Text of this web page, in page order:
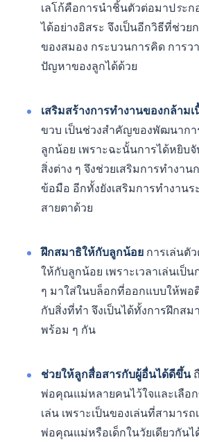
เลโก้คือการนำชิ้นตัวต่อมาประก
ได้อย่างอิสระ จึงเป็นอีกวิธีที่ช่ว
ของสมอง กระบวนการคิด การว
ปัญหาของลูกได้ด้วย
เสริมสร้างการทำงานของกล้าม
ขวบ เป็นช่วงสำคัญของพัฒนากา
ลูกน้อย เพราะฉะนั้นการได้หยิบ
สิ่งต่าง ๆ จึงช่วยเสริมการทำงา
ข้อมือ อีกทั้งยังเสริมการทำงานร
สายตาด้วย
ฝึกสมาธิให้กับลูกน้อย การเล่นตั
ให้กับลูกน้อย เพราะเวลาเล่นเป็
ๆ มาใส่ในบล็อกที่ออกแบบให้พอ
กับสิ่งที่ทำ จึงเป็นได้ทั้งการฝึกส
พร้อม ๆ กัน
ช่วยให้ลูกสื่อสารกับผู้อื่นได้ดีขึ้น
พ่อคุณแม่หลายคนไว้ใจและเลือ
เล่น เพราะเป็นของเล่นที่สามาร
พ่อคุณแม่หรือเด็กในวัยเดียวกัน